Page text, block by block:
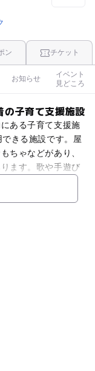
ン チケット
お知らせ
イベント
見どころ
の子育て支援施設
ある子育て支援施
きる施設です。屋
ちゃなどがあり、
ます。歌や手遊び
になれる時間を